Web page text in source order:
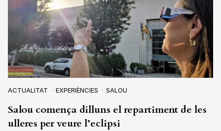
ACTUALITAT EXPERIÈNCIES SALOU
Salou comença dilluns el repartiment de les
ulleres per veure l’eclipsi